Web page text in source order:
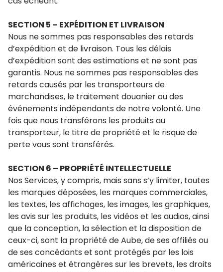
SECTION 5 – EXPÉDITION ET LIVRAISON
Nous ne sommes pas responsables des retards
d’expédition et de livraison. Tous les délais
d’expédition sont des estimations et ne sont pas
garantis. Nous ne sommes pas responsables des
retards causés par les transporteurs de
marchandises, le traitement douanier ou des
événements indépendants de notre volonté. Une
fois que nous transférons les produits au
transporteur, le titre de propriété et le risque de
perte vous sont transférés.
SECTION 6 – PROPRIÉTÉ INTELLECTUELLE
Nos Services, y compris, mais sans s’y limiter, toutes
les marques déposées, les marques commerciales,
les textes, les affichages, les images, les graphiques,
les avis sur les produits, les vidéos et les audios, ainsi
que la conception, la sélection et la disposition de
ceux-ci, sont la propriété de Aube, de ses affiliés ou
de ses concédants et sont protégés par les lois
américaines et étrangères sur les brevets, les droits